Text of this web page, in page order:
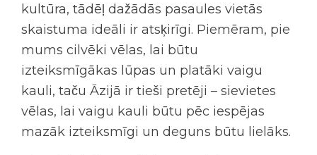
kultūra, tādēļ dažādās pasaules vietās
skaistuma ideāli ir atsķirīgi. Piemēram, pie
mums cilvēki vēlas, lai būtu
izteiksmīgākas lūpas un platāki vaigu
kauli, taču Āzijā ir tieši pretēji – sievietes
vēlas, lai vaigu kauli būtu pēc iespējas
mazāk izteiksmīgi un deguns būtu lielāks.